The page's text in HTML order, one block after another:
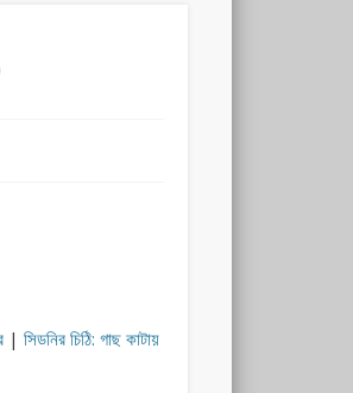
| সিডনির চিঠি: গাছ কাটায়